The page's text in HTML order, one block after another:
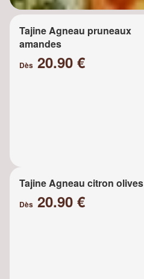
Tajine Agneau pruneaux
amandes
Dès 20.90 €
Tajine Agneau citron olives
Dès 20.90 €